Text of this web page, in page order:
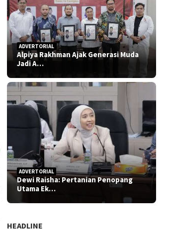
ADVERTORIAL
Alpiya Rakhman Ajak Generasi Muda
Jadi A…
ADVERTORIAL
Dewi Raisha: Pertanian Penopang
Utama Ek…
HEADLINE